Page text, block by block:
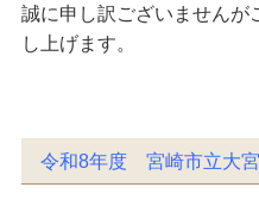
誠に申し訳ございませんが
し上げます。
令和8年度 宮崎市立大